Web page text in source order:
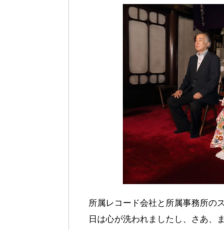
所属レコード会社と所属事務所の
日は心が洗われましたし、さあ、